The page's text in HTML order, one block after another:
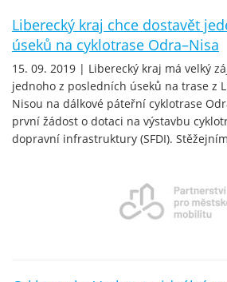
Liberecký kraj chce dostavět
úseků na cyklotrase Odra–Nisa
15. 09. 2019 | Liberecký kraj má velký
jednoho z posledních úseků na trase z
Nisou na dálkové páteřní cyklotrase
první žádost o dotaci na výstavbu
dopravní infrastruktury (SFDI).